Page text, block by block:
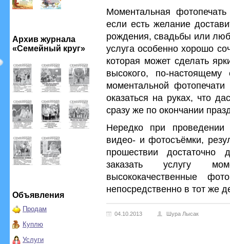
Архив журнала
«Семейный круг»
Объявления
Продам
Куплю
Услуги
Моментальная
если есть желание
рождения, свадьбы или
услуга особенно хорошо
которая может сделать
высокого, по-настоящему
моментальной
оказаться на руках, что
сразу же по окончании
Нередко при
видео- и фотосъёмки,
прошествии достаточно
заказать услугу
высококачественные
непосредственно в тот же
04.10.2013 Шура Лысак